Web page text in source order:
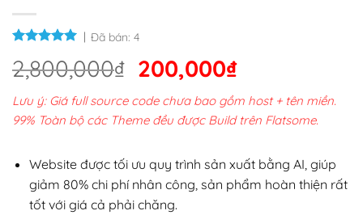
Đã bán: 4
2,800,000₫ Giá
gốc
là:
2,800,000₫.
200,000₫Giá
hiện
tại
200,000₫.
Lưu ý: Giá full source code chưa bao gồm host + tên miền.
99% Toàn bộ các Theme đều được Build trên Flatsome.
Website được tối ưu quy trình sản xuất bằng AI, giúp
giảm 80% chi phí nhân công, sản phẩm hoàn thiện rất
tốt với giá cả phải chăng.